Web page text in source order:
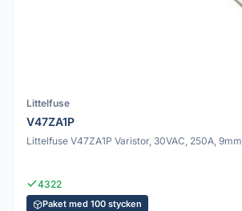
Littelfuse
V47ZA1P
Littelfuse V47ZA1P Varistor, 30VAC, 250A, 9mm
4322
Paket med 100 stycken